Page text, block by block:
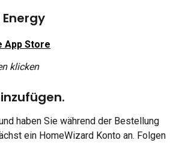
App Store
klicken
haben Sie während der Bestellung
ein HomeWizard Konto an. Folgen